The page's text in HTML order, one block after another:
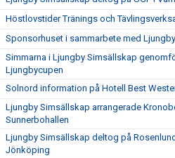
Höstlovstider Tränings och
Sponsorhuset i sammarbete med
Simmarna i Ljungby Simsällskap
Ljungbycupen
Solnord information på Hotell Best
Ljungby Simsällskap arrangerade
Sunnerbohallen
Ljungby Simsällskap deltog på
Jönköping